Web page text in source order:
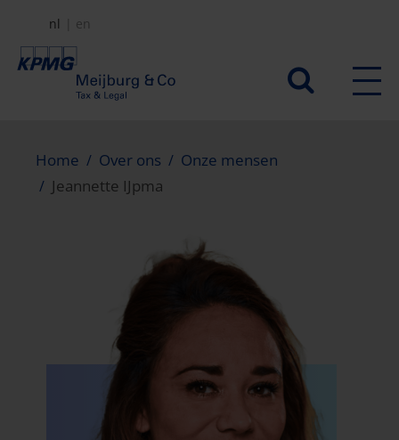
naar
Secundair
nl en
Home Over ons
Onze mensen
Jeannette IJpma